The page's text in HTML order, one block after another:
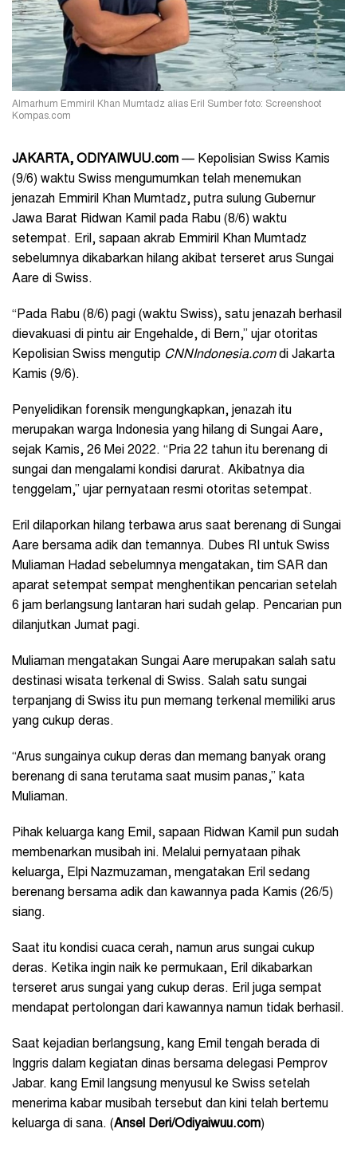
Almarhum Emmiril Khan Mumtadz alias Eril Sumber foto: Screenshoot
Kompas.com
JAKARTA, ODIYAIWUU.com — Kepolisian Swiss Kamis
(9/6) waktu Swiss mengumumkan telah menemukan
jenazah Emmiril Khan Mumtadz, putra sulung Gubernur
Jawa Barat Ridwan Kamil pada Rabu (8/6) waktu
setempat. Eril, sapaan akrab Emmiril Khan Mumtadz
sebelumnya dikabarkan hilang akibat terseret arus Sungai
Aare di Swiss.
“Pada Rabu (8/6) pagi (waktu Swiss), satu jenazah berhasil
dievakuasi di pintu air Engehalde, di Bern,” ujar otoritas
Kepolisian Swiss mengutip CNNIndonesia.comdi Jakarta
Kamis (9/6).
Penyelidikan forensik mengungkapkan, jenazah itu
merupakan warga Indonesia yang hilang di Sungai Aare,
sejak Kamis, 26 Mei 2022. “Pria 22 tahun itu berenang di
sungai dan mengalami kondisi darurat. Akibatnya dia
tenggelam,” ujar pernyataan resmi otoritas setempat.
Eril dilaporkan hilang terbawa arus saat berenang di Sungai
Aare bersama adik dan temannya. Dubes RI untuk Swiss
Muliaman Hadad sebelumnya mengatakan, tim SAR dan
aparat setempat sempat menghentikan pencarian setelah
6 jam berlangsung lantaran hari sudah gelap. Pencarian pun
dilanjutkan Jumat pagi.
Muliaman mengatakan Sungai Aare merupakan salah satu
destinasi wisata terkenal di Swiss. Salah satu sungai
terpanjang di Swiss itu pun memang terkenal memiliki arus
yang cukup deras.
“Arus sungainya cukup deras dan memang banyak orang
berenang di sana terutama saat musim panas,” kata
Muliaman.
Pihak keluarga kang Emil, sapaan Ridwan Kamil pun sudah
membenarkan musibah ini. Melalui pernyataan pihak
keluarga, Elpi Nazmuzaman, mengatakan Eril sedang
berenang bersama adik dan kawannya pada Kamis (26/5)
siang.
Saat itu kondisi cuaca cerah, namun arus sungai cukup
deras. Ketika ingin naik ke permukaan, Eril dikabarkan
terseret arus sungai yang cukup deras. Eril juga sempat
mendapat pertolongan dari kawannya namun tidak berhasil.
Saat kejadian berlangsung, kang Emil tengah berada di
Inggris dalam kegiatan dinas bersama delegasi Pemprov
Jabar. kang Emil langsung menyusul ke Swiss setelah
menerima kabar musibah tersebut dan kini telah bertemu
keluarga di sana. (Ansel Deri/Odiyaiwuu.com)